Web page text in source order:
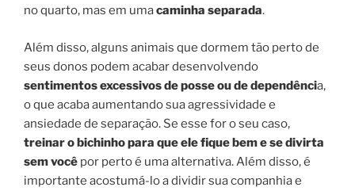
no quarto, mas em umacaminha separada.
Além disso, alguns animais que dormem tão perto de
seus donos podem acabar desenvolvendo
sentimentos excessivosde posse ou de dependência,
o que acaba aumentando sua agressividade e
ansiedade de separação. Se esse for o seu caso,
treinar o bichinho para que ele fique bem e se divirta
sem você por perto é uma alternativa. Além disso, é
importante acostumá-lo a dividir sua companhia e